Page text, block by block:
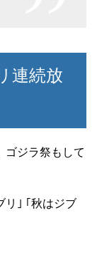
連続放
ゴジラ祭もして
リ｣ ｢秋はジブ